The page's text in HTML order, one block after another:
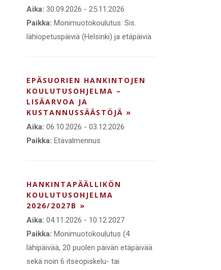
Aika: 30.09.2026 - 25.11.2026
Paikka: Monimuotokoulutus: Sis.
lähiopetuspäiviä (Helsinki) ja etäpäiviä
EPÄSUORIEN HANKINTOJEN
KOULUTUSOHJELMA –
LISÄARVOA JA
KUSTANNUSSÄÄSTÖJÄ »
Aika: 06.10.2026 - 03.12.2026
Paikka: Etävalmennus
HANKINTAPÄÄLLIKÖN
KOULUTUSOHJELMA
2026/2027B »
Aika: 04.11.2026 - 10.12.2027
Paikka: Monimuotokoulutus (4
lähipäivää, 20 puolen päivän etäpäivää
sekä noin 6 itseopiskelu- tai